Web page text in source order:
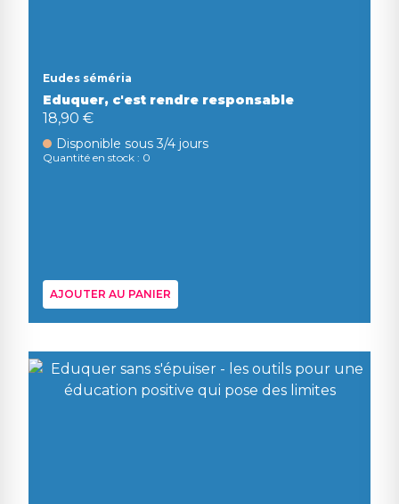
Eudes séméria
Eduquer, c'est rendre responsable
18,90 €
Disponible sous 3/4 jours
Quantité en stock : 0
AJOUTER AU PANIER